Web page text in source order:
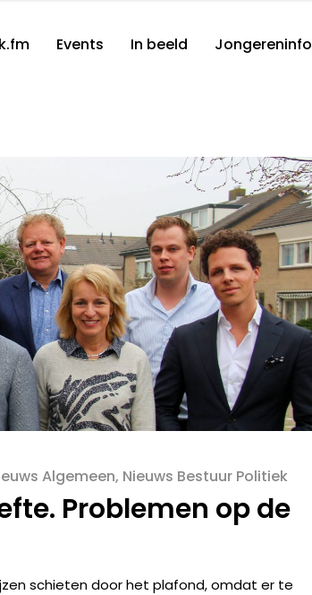
Events In beeld Jongereninfo
Algemeen, Nieuws Bestuur Politiek
Problemen op de
schieten door het plafond, omdat er te